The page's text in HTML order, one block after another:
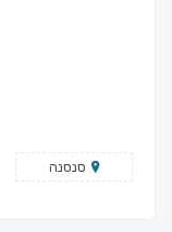
סנסנה